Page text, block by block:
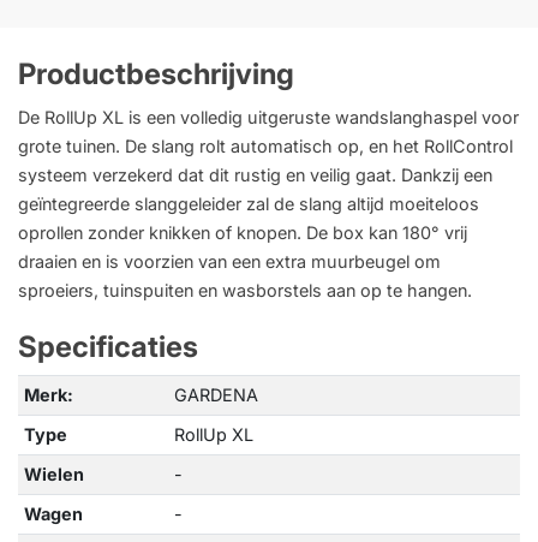
Productbeschrijving
De RollUp XL is een volledig uitgeruste wandslanghaspel voor
grote tuinen. De slang rolt automatisch op, en het RollControl
systeem verzekerd dat dit rustig en veilig gaat. Dankzij een
geïntegreerde slanggeleider zal de slang altijd moeiteloos
oprollen zonder knikken of knopen. De box kan 180° vrij
draaien en is voorzien van een extra muurbeugel om
sproeiers, tuinspuiten en wasborstels aan op te hangen.
Specificaties
Merk:
GARDENA
Type
RollUp XL
Wielen
-
Wagen
-